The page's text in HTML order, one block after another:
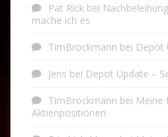
Pat Rick bei
mache ich es
TimBrockmann bei Depot
Jens bei Depot Update –
TimBrockmann bei Meine
Aktienpositionen